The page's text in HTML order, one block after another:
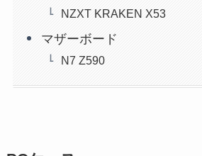
NZXT KRAKEN X53
マザーボード
N7 Z590